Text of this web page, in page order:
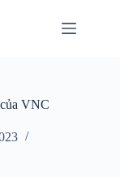
VNC